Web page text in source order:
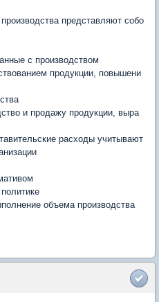
представляют собо
с производством
продукции, повышени
и продажу продукции, выра
расходы учитывают
объема производства